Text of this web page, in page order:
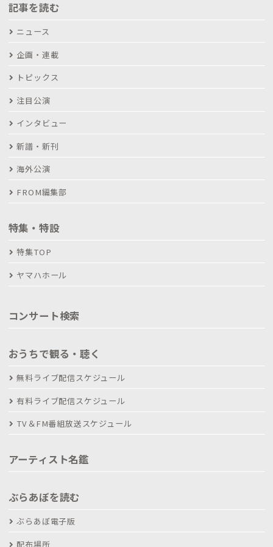
記事を読む
ニュース
企画・連載
トピックス
注目公演
インタビュー
新譜・新刊
海外公演
FROM編集部
特集・特設
特集TOP
ヤマハホール
コンサート検索
おうちで観る・聴く
無料ライブ配信スケジュール
有料ライブ配信スケジュール
TV＆FM番組放送スケジュール
アーティスト名鑑
ぶらあぼを読む
ぶらあぼ電子版
配布場所